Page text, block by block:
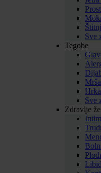
Sve
Tegobe
Sve
Zdravlje